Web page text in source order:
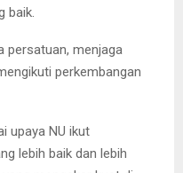
baik.
persatuan, menjaga
perkembangan
upaya NU ikut
lebih baik dan lebih